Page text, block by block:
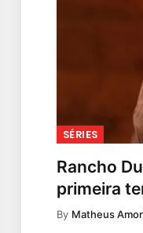
SÉRIES
Rancho
primeira
By Matheus